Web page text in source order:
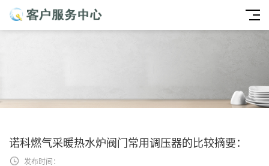
诺科燃气采暖热水炉阀门常用调压器的比较摘要：
发布时间：